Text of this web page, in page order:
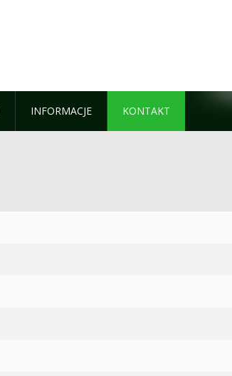
INFORMACJE KONTAKT